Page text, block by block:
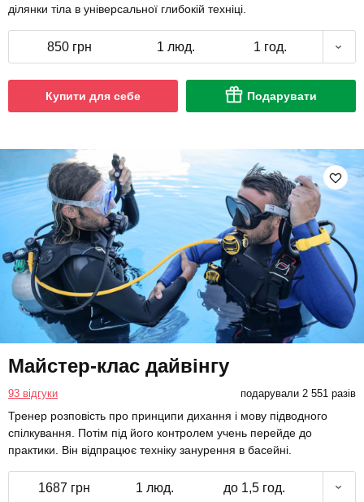
ділянки тіла в універсальної глибокій техніці.
850 грн 1 люд. 1 год.
Купити для себе Подарувати
Майстер-клас дайвінгу
93 відгуки подарували 2 551 разів
Тренер розповість про принципи дихання і мову підводного
спілкування. Потім під його контролем учень перейде до
практики. Він відпрацює техніку занурення в басейні.
1687 грн 1 люд. до 1,5 год.